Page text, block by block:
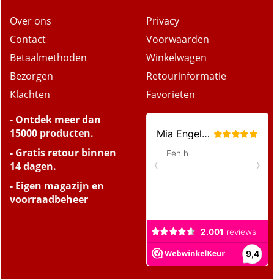
Over ons
Contact
Betaalmethoden
Bezorgen
Klachten
Privacy
Voorwaarden
Winkelwagen
Retourinformatie
Favorieten
- Ontdek meer dan
15000 producten.
- Gratis retour binnen
14 dagen.
- Eigen magazijn en
voorraadbeheer